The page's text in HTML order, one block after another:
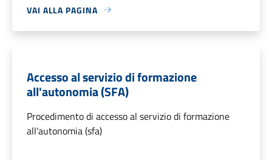
VAI ALLA PAGINA
Accesso al servizio di formazione
all'autonomia (SFA)
Procedimento di accesso al servizio di formazione
all'autonomia (sfa)